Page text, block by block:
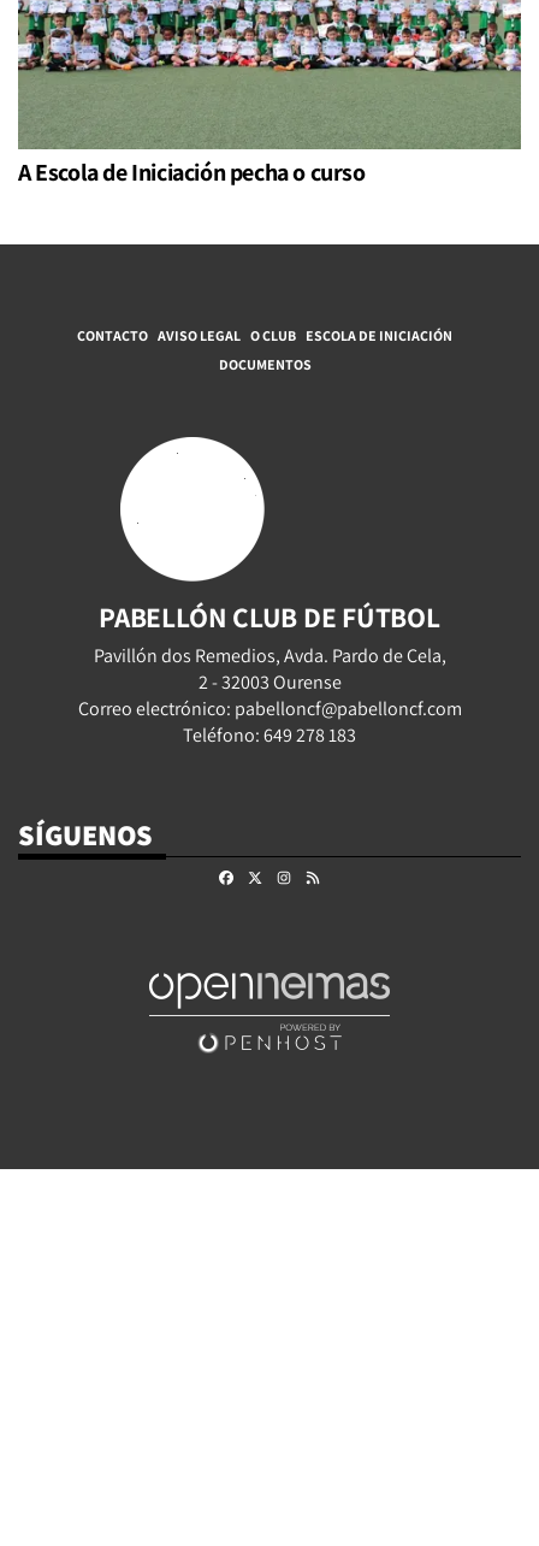
A Escola de Iniciación pecha o curso
CONTACTO AVISO LEGAL O CLUB ESCOLA DE INICIACIÓN
DOCUMENTOS
PABELLÓN CLUB DE FÚTBOL
Pavillón dos Remedios, Avda. Pardo de Cela,
2 - 32003 Ourense
Correo electrónico: pabelloncf@pabelloncf.com
Teléfono: 649 278 183
SÍGUENOS
FacebookInstagram